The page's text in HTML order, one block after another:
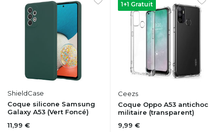
ShieldCase
Coque silicone Samsung
Galaxy A53 (Vert Foncé)
11,99 €
1+1 Gratuit
Ceezs
Coque Oppo A53 antichoc
militaire (transparent)
9,99 €